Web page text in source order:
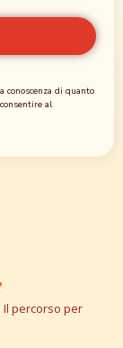
conoscenza di quanto
al
Il percorso per